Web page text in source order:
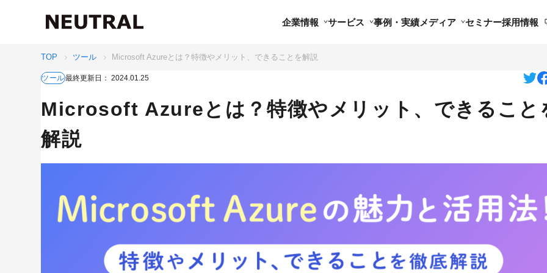
企業情報 サービス 事例・実績メディア セミナー採用情報
TOP ツール Microsoft Azureとは？特徴やメリット、できることを解説
ツール最終更新日： 2024.01.25
Microsoft Azureとは？特徴やメリット、できること
解説